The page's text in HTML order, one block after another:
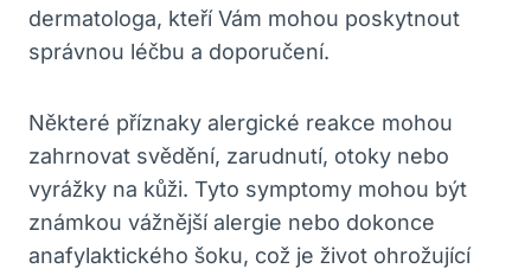
dermatologa, kteří⁤ Vám mohou poskytnout
správnou léčbu ⁤a doporučení.
Některé ⁣příznaky alergické reakce mohou
zahrnovat svědění,⁤ zarudnutí, otoky nebo⁤
vyrážky na kůži.⁤ Tyto symptomy mohou⁤ být
známkou⁣ vážnější alergie nebo ‍dokonce
anafylaktického šoku, což je život ohrožující